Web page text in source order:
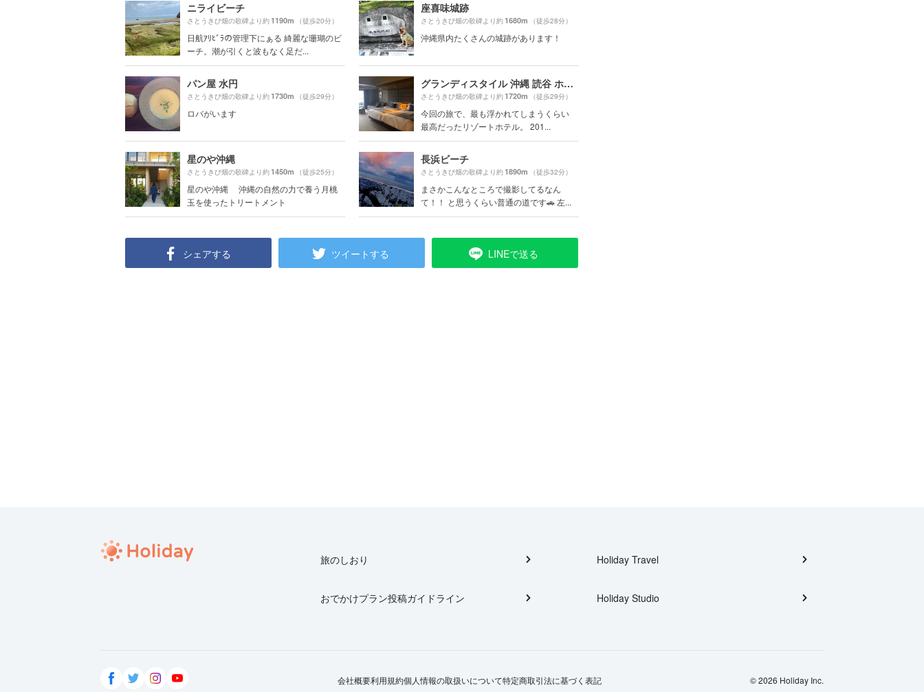
ニライビーチ
さとうきび畑の歌碑より約1190m （徒歩20分）
日航ｱﾘﾋﾞﾗの管理下にぁる 綺麗な珊瑚のビ
ーチ。潮が引くと波もなく足だ...
座喜味城跡
さとうきび畑の歌碑より約1680m （徒歩28分）
沖縄県内たくさんの城跡があります！
パン屋 水円
さとうきび畑の歌碑より約1730m （徒歩29分）
ロバがいます
グランディスタイル 沖縄 読谷 ホテル＆リゾート
さとうきび畑の歌碑より約1720m （徒歩29分）
今回の旅で、最も浮かれてしまうくらい
最高だったリゾートホテル。 201...
星のや沖縄
さとうきび畑の歌碑より約1450m （徒歩25分）
星のや沖縄 沖縄の自然の力で養う月桃
玉を使ったトリートメント
長浜ビーチ
さとうきび畑の歌碑より約1890m （徒歩32分）
まさかこんなところで撮影してるなん
て！！ と思うくらい普通の道です🚗 左...
シェアする ツイートする LINEで送る
旅のしおり
おでかけプラン投稿ガイドライン
Holiday Travel
Holiday Studio
会社概要利用規約個人情報の取扱いについて特定商取引法に基づく表記 © 2026 Holiday Inc.